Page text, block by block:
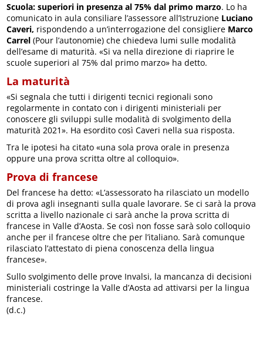
Scuola: superiori in presenza al 75% dal primo marzo. Lo ha
comunicato in aula consiliare l’assessore all’Istruzione Luciano
Caveri, rispondendo a un’interrogazione del consigliere Marco
Carrel (Pour l’autonomie) che chiedeva lumi sulle modalità
dell’esame di maturità. «Si va nella direzione di riaprire le
scuole superiori al 75% dal primo marzo» ha detto.
La maturità
«Si segnala che tutti i dirigenti tecnici regionali sono
regolarmente in contato con i dirigenti ministeriali per
conoscere gli sviluppi sulle modalità di svolgimento della
maturità 2021». Ha esordito così Caveri nella sua risposta.
Tra le ipotesi ha citato «una sola prova orale in presenza
oppure una prova scritta oltre al colloquio».
Prova di francese
Del francese ha detto: «L’assessorato ha rilasciato un modello
di prova agli insegnanti sulla quale lavorare. Se ci sarà la prova
scritta a livello nazionale ci sarà anche la prova scritta di
francese in Valle d’Aosta. Se così non fosse sarà solo colloquio
anche per il francese oltre che per l’italiano. Sarà comunque
rilasciato l’attestato di piena conoscenza della lingua
francese».
Sullo svolgimento delle prove Invalsi, la mancanza di decisioni
ministeriali costringe la Valle d’Aosta ad attivarsi per la lingua
francese.
(d.c.)